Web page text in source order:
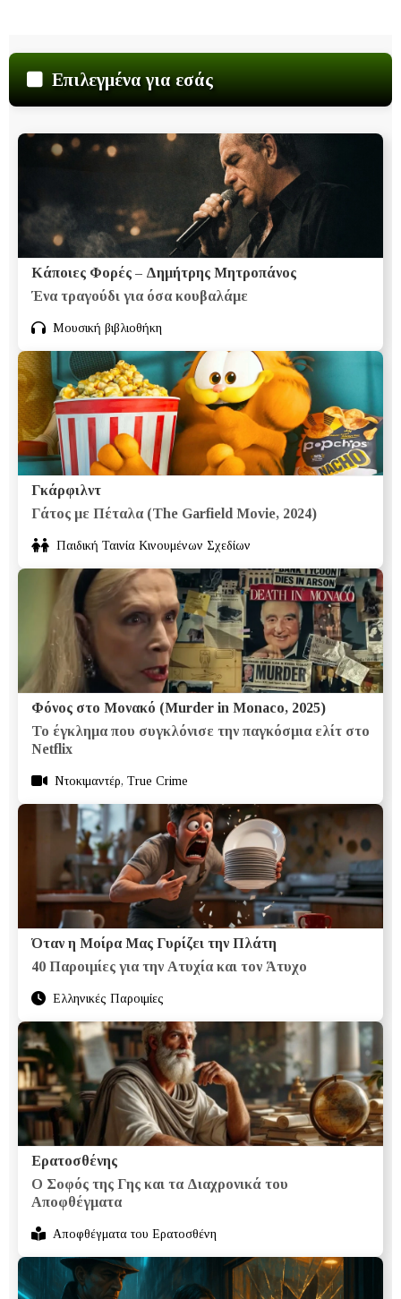
Επιλεγμένα για εσάς
Κάποιες Φορές – Δημήτρης Μητροπάνος
Ένα τραγούδι για όσα κουβαλάμε
Μουσική βιβλιοθήκη
Γκάρφιλντ
Γάτος με Πέταλα (The Garfield Movie, 2024)
Παιδική Ταινία Κινουμένων Σχεδίων
Φόνος στο Μονακό (Murder in Monaco, 2025)
Το έγκλημα που συγκλόνισε την παγκόσμια ελίτ στο
Netflix
Ντοκιμαντέρ, True Crime
Όταν η Μοίρα Μας Γυρίζει την Πλάτη
40 Παροιμίες για την Ατυχία και τον Άτυχο
Ελληνικές Παροιμίες
Ερατοσθένης
Ο Σοφός της Γης και τα Διαχρονικά του
Αποφθέγματα
Αποφθέγματα του Ερατοσθένη